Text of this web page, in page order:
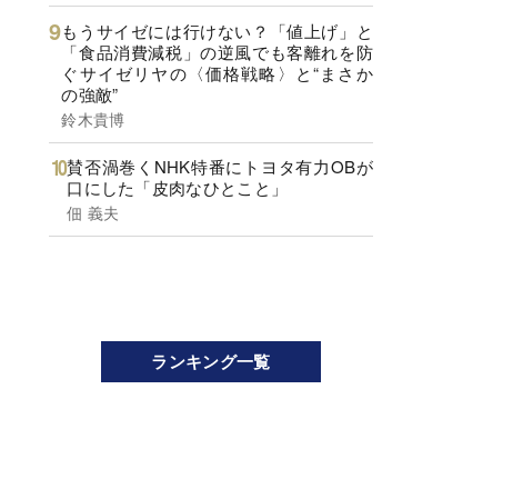
もうサイゼには行けない？「値上げ」と
「食品消費減税」の逆風でも客離れを防
ぐサイゼリヤの〈価格戦略〉と“まさか
の強敵”
鈴木貴博
賛否渦巻くNHK特番にトヨタ有力OBが
口にした「皮肉なひとこと」
佃 義夫
ランキング一覧